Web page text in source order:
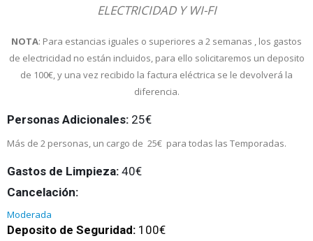
ELECTRICIDAD Y WI-FI
NOTA: Para estancias iguales o superiores a 2 semanas , los gastos
de electricidad no están incluidos, para ello solicitaremos un deposito
de 100€, y una vez recibido la factura eléctrica se le devolverá la
diferencia.
Personas Adicionales: 25€
Más de 2 personas, un cargo de 25€ para todas las Temporadas.
Gastos de Limpieza: 40€
Cancelación:
Moderada
Deposito de Seguridad: 100€